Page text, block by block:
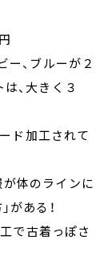
ー、ブルーが２
、大きく３
ド加工されて
が体のラインに
がある！
で古着っぽさ